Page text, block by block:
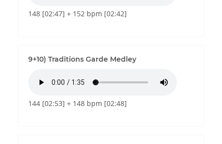
148 [02:47] + 152 bpm [02:42]
9+10) Traditions Garde Medley
144 [02:53] + 148 bpm [02:48]